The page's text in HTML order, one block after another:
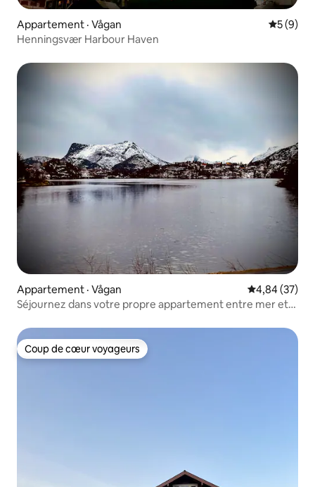
Appartement · Vågan Note
5 (9)
Henningsvær Harbour Haven
Appartement · Vågan Note
4,84 (37)
Séjournez dans votre propre appartement entre mer et
Coup de cœur voyageurs
Coup de cœur voyageurs